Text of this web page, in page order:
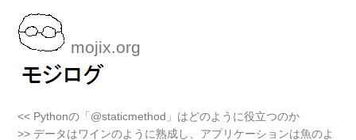
mojix.org
<< Pythonの「@staticmethod」はどのように役立つのか
>> データはワインのように熟成し、アプリケーションは魚のよ